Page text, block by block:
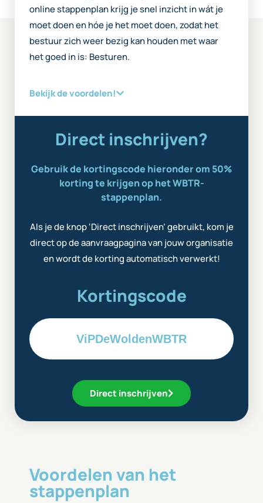
online stappenplan krijg je snel inzicht in wát je
moet doen en hóe je het moet doen, zodat het
bestuur zich weer bezig kan houden met waar
het goed in is: Besturen.
Bekijk de voordelen!
Direct inschrijven?
Gebruik de kortingscode hieronder om 50%
korting te krijgen op het WBTR-
stappenplan.
Als je de knop ‘Direct inschrijven’ gebruikt, kom je
direct op de aanvraagpagina van jouw organisatie
en wordt de korting automatisch verwerkt!
Kortingscode
ViPDeWoldenWBTR
Direct inschrijven
Voordelen van het
stappenplan